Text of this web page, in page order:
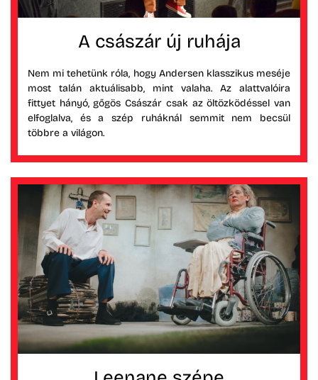
A császár új ruhája
Nem mi tehetünk róla, hogy Andersen klasszikus meséje
most talán aktuálisabb, mint valaha. Az alattvalóira
fittyet hányó, gőgös Császár csak az öltözködéssel van
elfoglalva, és a szép ruháknál semmit nem becsül
többre a világon.